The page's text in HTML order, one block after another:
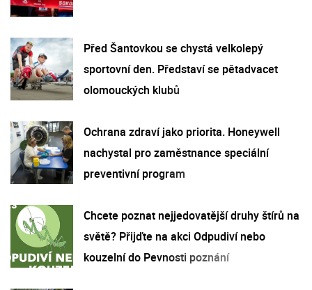
Před Šantovkou se chystá velkolepý
sportovní den. Představí se pětadvacet
olomouckých klubů
Ochrana zdraví jako priorita. Honeywell
nachystal pro zaměstnance speciální
preventivní program
Chcete poznat nejjedovatější druhy štírů na
světě? Přijďte na akci Odpudiví nebo
kouzelní do Pevnosti poznání